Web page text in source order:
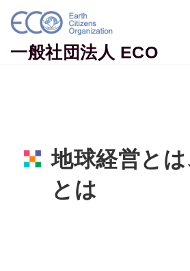
Skip to content
一般社団法人 ECO
地球経営と
とは